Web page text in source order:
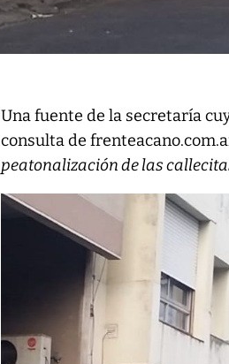
Una fuente de la secretaría
consulta de
peatonalización de las